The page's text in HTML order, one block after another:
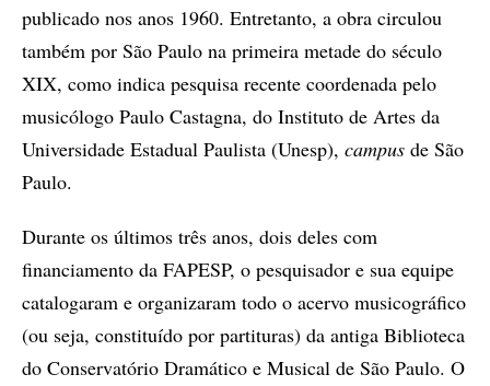
publicado nos anos 1960. Entretanto, a obra circulou
também por São Paulo na primeira metade do século
XIX, como indica pesquisa recente coordenada pelo
musicólogo Paulo Castagna, do Instituto de Artes da
Universidade Estadual Paulista (Unesp), campus de São
Paulo.
Durante os últimos três anos, dois deles com
financiamento da FAPESP, o pesquisador e sua equipe
catalogaram e organizaram todo o acervo musicográfico
(ou seja, constituído por partituras) da antiga Biblioteca
do Conservatório Dramático e Musical de São Paulo. O